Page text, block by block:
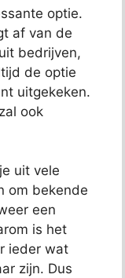
optie.
af van de
bedrijven,
de optie
uitgekeken.
ook
uit vele
om bekende
een
is het
ieder wat
zijn. Dus